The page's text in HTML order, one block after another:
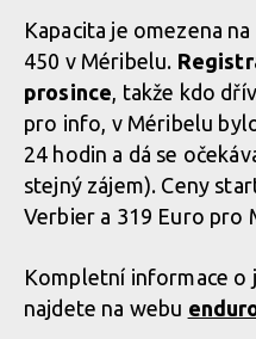
ENDURO2 se v roce 2025
ENDURO2 se v roce 2025
Kapacita je omezena
450 v Méribelu.
prosince , takže kdo
pro info, v Méribelu
24 hodin a dá se
stejný zájem). Ceny
Verbier a 319 Euro pro
Kompletní informace o
najdete na webu